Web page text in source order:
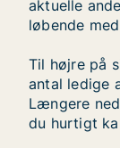
aktuelle
løbende
Til højre på
antal ledige
Længere
du hurtigt